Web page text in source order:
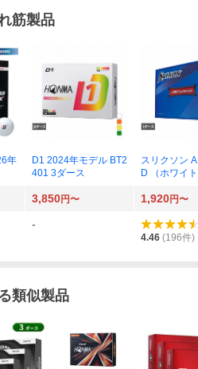
筋製品
年
D1 2024年モデル BT2
401 3ダース
スリクソン
D （ホワイ
1ダース
3,850円〜 1,920円〜
-
4.46 (196件)
類似製品